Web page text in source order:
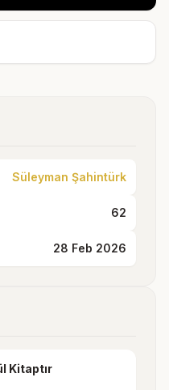
Süleyman Şahintürk
62
28 Feb 2026
Kitaptır